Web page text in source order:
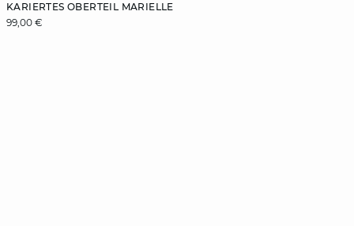
KARIERTES OBERTEIL MARIELLE
99,00 €